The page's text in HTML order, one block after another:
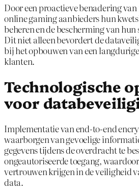
Door een proactieve benadering
online gaming aanbieders hun
beheren en de bescherming van
Dit niet alleen bevordert de
bij het opbouwen van een
klanten.
Technologische
voor
Implementatie van end-to-end
waarborgen van gevoelige
gegevens tijdens de overdracht te
ongeautoriseerde toegang,
vertrouwen krijgen in de veiligheid
data.